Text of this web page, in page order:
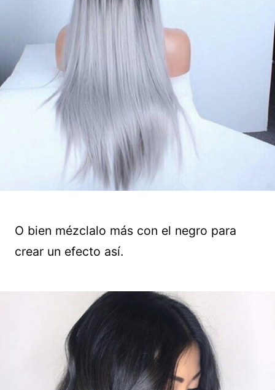
O bien mézclalo más con el negro para
crear un efecto así.